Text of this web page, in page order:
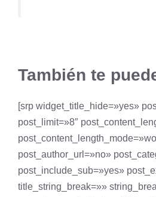
También te
[srp widget_title_hide=»yes»
post_limit=»8″
post_author_url=»no»
post_include_sub=»yes»
title_string_break=»»